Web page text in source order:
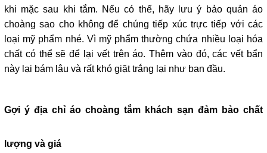
khi mặc sau khi tắm. Nếu có thể, hãy lưu ý bảo quản áo
choàng sao cho không để chúng tiếp xúc trực tiếp với các
loại mỹ phẩm nhé. Vì mỹ phẩm thường chứa nhiều loại hóa
chất có thể sẽ để lại vết trên áo. Thêm vào đó, các vết bẩn
này lại bám lâu và rất khó giặt trắng lại như ban đầu.
Gợi ý địa chỉ áo choàng tắm khách sạn đảm bảo chất
lượng và giá